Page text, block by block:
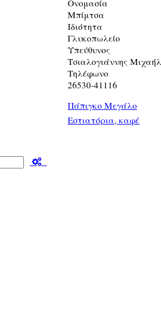
Ονομασία
Μπίμτσα
Ιδιότητα
Γλυκοπωλείο
Υπεύθυνος
Τσιαλογιάννης Μιχαήλ
Τηλέφωνο
26530-41116
Πάπιγκο Μεγάλο
Εστιατόρια, καφέ